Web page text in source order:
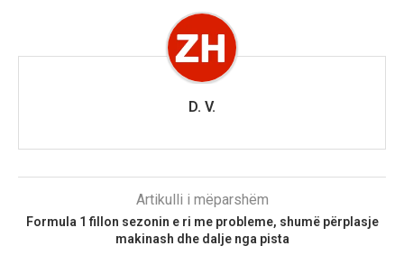
D. V.
Artikulli i mëparshëm
Formula 1 fillon sezonin e ri me probleme, shumë përplasje
makinash dhe dalje nga pista